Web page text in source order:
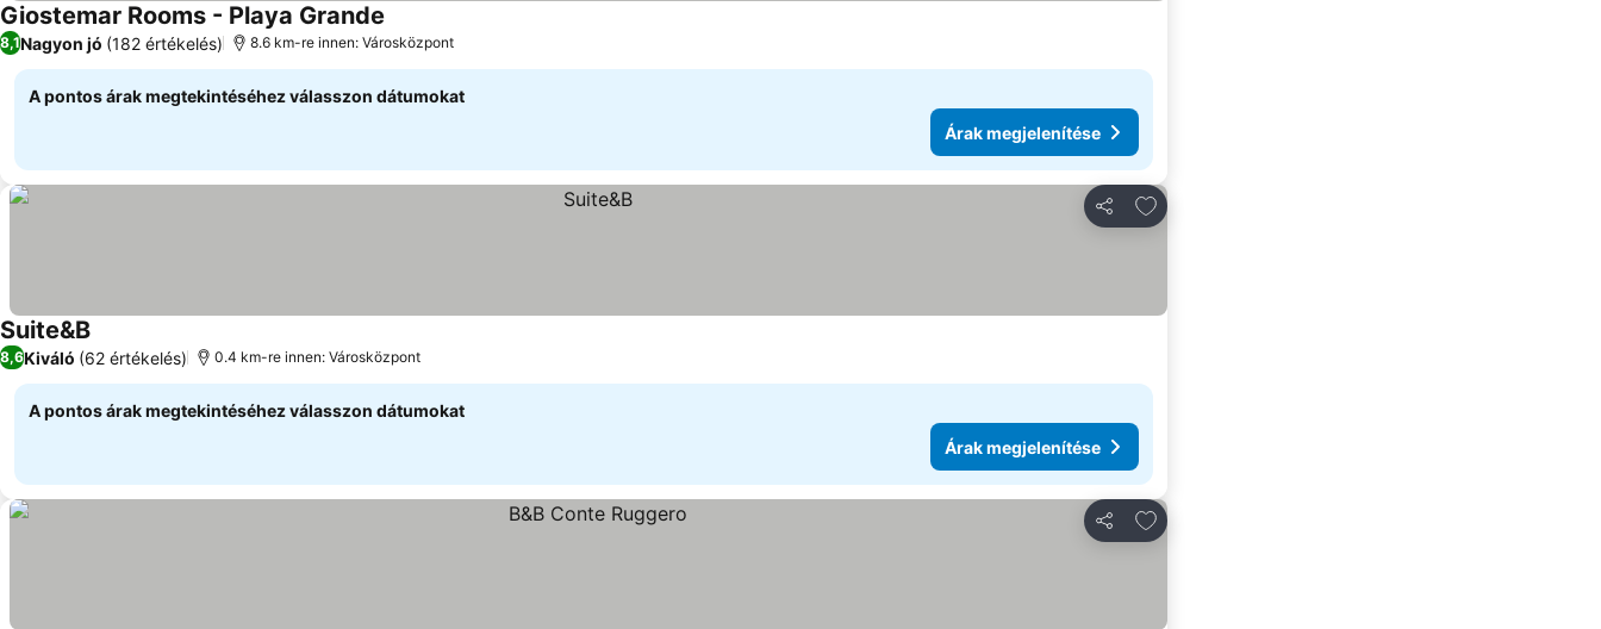
Giostemar Rooms - Playa Grande
8,1Nagyon jó (182 értékelés) 8.6 km-re innen: Városközpont
A pontos árak megtekintéséhez válasszon dátumokat
Árak megjelenítése
Megosztás
Hozzáadás a kedvencekhez
Suite&BÁrak megjelenítése
8,6Kiváló (62 értékelés) 0.4 km-re innen: Városközpont
A pontos árak megtekintéséhez válasszon dátumokat
Árak megjelenítése
Megosztás
Hozzáadás a kedvencekhez